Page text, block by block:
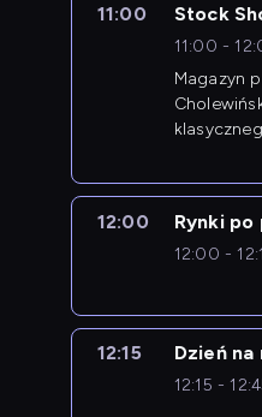
11:00 Stock
11:00 -
Magazyn
12:00 Rynki po
12:00 -
12:15 Dzień na
12:15 -